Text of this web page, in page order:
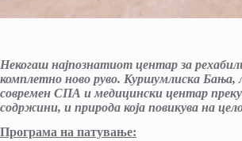
Некогаш најпознатиот центар за
комплетно ново руво. Куршумлиска Бања,
современ СПА и медицински центар преку
содржини, и природа која повикува на
Програма на патување: